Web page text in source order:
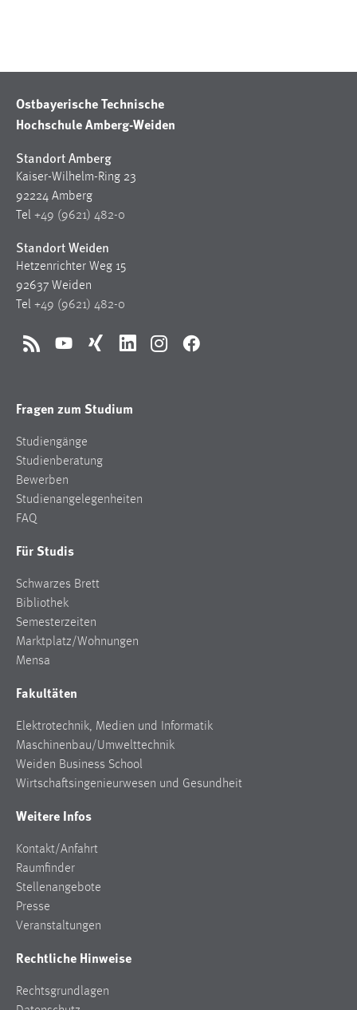
Ostbayerische Technische
Hochschule Amberg-Weiden
Standort Amberg
Kaiser-Wilhelm-Ring 23
92224 Amberg
Tel +49 (9621) 482-0
Standort Weiden
Hetzenrichter Weg 15
92637 Weiden
Tel +49 (9621) 482-0
RSS YouTubeXing LinkedInInstagramFacebook
Fragen zum Studium
Studiengänge
Studienberatung
Bewerben
Studienangelegenheiten
FAQ
Für Studis
Schwarzes Brett
Bibliothek
Semesterzeiten
Marktplatz/Wohnungen
Mensa
Fakultäten
Elektrotechnik, Medien und Informatik
Maschinenbau/Umwelttechnik
Weiden Business School
Wirtschaftsingenieurwesen und Gesundheit
Weitere Infos
Kontakt/Anfahrt
Raumfinder
Stellenangebote
Presse
Veranstaltungen
Rechtliche Hinweise
Rechtsgrundlagen